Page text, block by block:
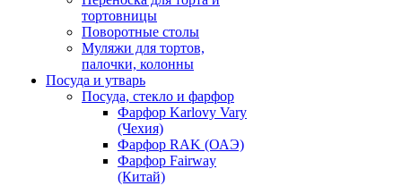
тортовницы
Поворотные столы
Муляжи для тортов,
палочки, колонны
Посуда и утварь
Посуда, стекло и фарфор
Фарфор Karlovy Vary
(Чехия)
Фарфор RAK (ОАЭ)
Фарфор Fairway
(Китай)